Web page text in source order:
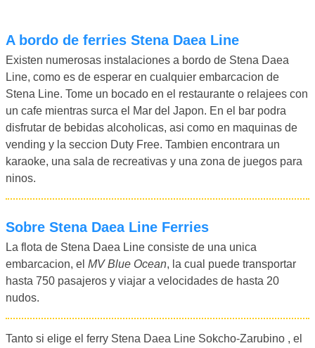
A bordo de ferries Stena Daea Line
Existen numerosas instalaciones a bordo de Stena Daea
Line, como es de esperar en cualquier embarcacion de
Stena Line. Tome un bocado en el restaurante o relajees con
un cafe mientras surca el Mar del Japon. En el bar podra
disfrutar de bebidas alcoholicas, asi como en maquinas de
vending y la seccion Duty Free. Tambien encontrara un
karaoke, una sala de recreativas y una zona de juegos para
ninos.
Sobre Stena Daea Line Ferries
La flota de Stena Daea Line consiste de una unica
embarcacion, el MV Blue Ocean, la cual puede transportar
hasta 750 pasajeros y viajar a velocidades de hasta 20
nudos.
Tanto si elige el ferry Stena Daea Line Sokcho-Zarubino , el